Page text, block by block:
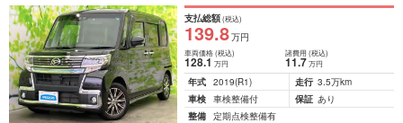
支払総額(税込)
139.8万円
車両価格(税込)
128.1万円
諸費用 (税込)
11.7 万円
年式 2019(R1) 走行 3.5万km
車検 車検整備付 保証 あり
整備 定期点検整備有